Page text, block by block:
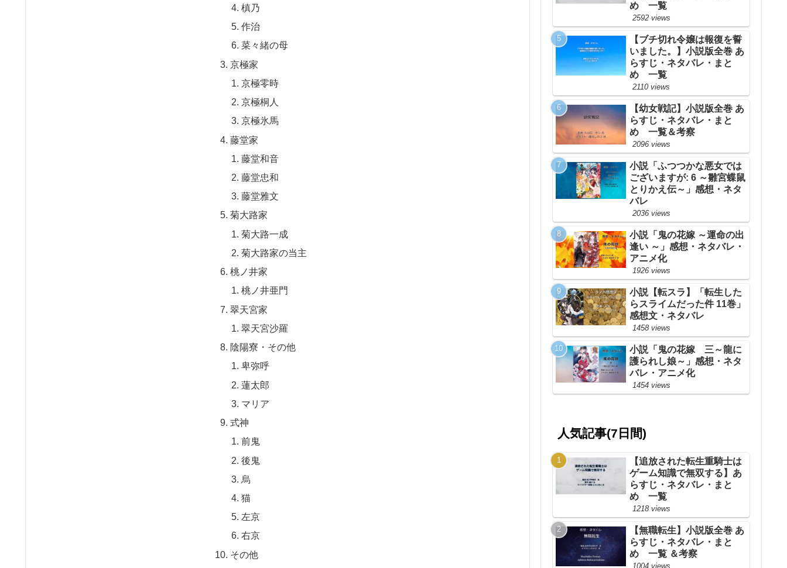
槙乃
作治
菜々緒の母
京極家
京極零時
京極桐人
京極氷馬
藤堂家
藤堂和音
藤堂忠和
藤堂雅文
菊大路家
菊大路一成
菊大路家の当主
桃ノ井家
桃ノ井亜門
翠天宮家
翠天宮沙羅
陰陽寮・その他
卑弥呼
蓮太郎
マリア
式神
前鬼
後鬼
烏
猫
左京
右京
その他
め 一覧
2592 views
【ブチ切れ令嬢は報復を誓
いました。】小説版全巻 あ
らすじ・ネタバレ・まと
め 一覧
2110 views
【幼女戦記】小説版全巻 あ
らすじ・ネタバレ・まと
め 一覧＆考察
2096 views
小説「ふつつかな悪女では
ございますが: 6 ～雛宮蝶鼠
とりかえ伝～」感想・ネタ
バレ
2036 views
小説「鬼の花嫁 ～運命の出
逢い ～」感想・ネタバレ・
アニメ化
1926 views
小説【転スラ】「転生した
らスライムだった件 11巻」
感想文・ネタバレ
1458 views
小説「鬼の花嫁 三～龍に
護られし娘～」感想・ネタ
バレ・アニメ化
1454 views
人気記事(7日間)
【追放された転生重騎士は
ゲーム知識で無双する】あ
らすじ・ネタバレ・まと
め 一覧
1218 views
【無職転生】小説版全巻 あ
らすじ・ネタバレ・まと
め 一覧 ＆考察
1004 views